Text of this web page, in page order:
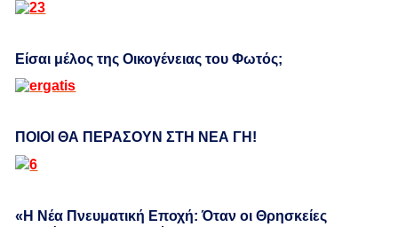
Είσαι μέλος της Οικογένειας του Φωτός;
ΠΟΙΟΙ ΘΑ ΠΕΡΑΣΟΥΝ ΣΤΗ ΝΕΑ ΓΗ!
«Η Νέα Πνευματική Εποχή: Όταν οι Θρησκείες